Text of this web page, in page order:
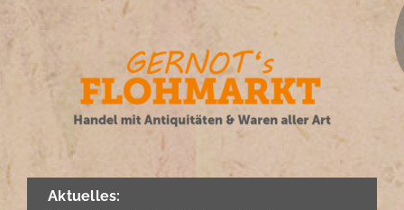
Inhalt
springen
Aktuelles: